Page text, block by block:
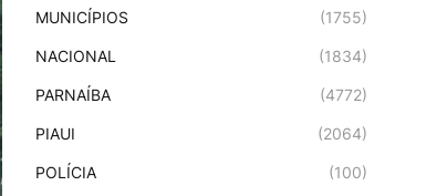
MUNICÍPIOS (1755)
NACIONAL (1834)
PARNAÍBA (4772)
PIAUI (2064)
POLÍCIA (100)